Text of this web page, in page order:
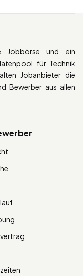
Jobbörse und ein
für Technik
Jobanbieter die
Bewerber aus allen